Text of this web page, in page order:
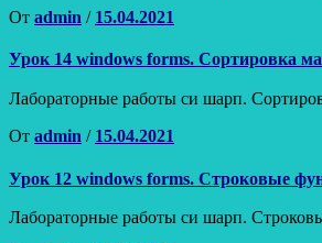
От admin / Опубликовано
15.04.2021
Урок 14 windows forms. Сортировка
Лабораторные работы си шарп.
От admin / Опубликовано
15.04.2021
Урок 12 windows forms. Строковые
Лабораторные работы си шарп.